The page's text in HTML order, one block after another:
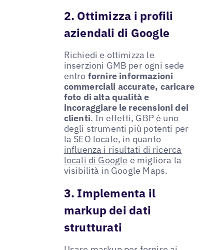
2. Ottimizza i profili
aziendali di Google
Richiedi e ottimizza le
inserzioni GMB per ogni sede
entro fornire informazioni
commerciali accurate, caricare
foto di alta qualità e
incoraggiare le recensioni dei
clienti. In effetti, GBP è uno
degli strumenti più potenti per
la SEO locale, in quanto
influenza i risultati di ricerca
locali di Google e migliora la
visibilità in Google Maps.
3. Implementa il
markup dei dati
strutturati